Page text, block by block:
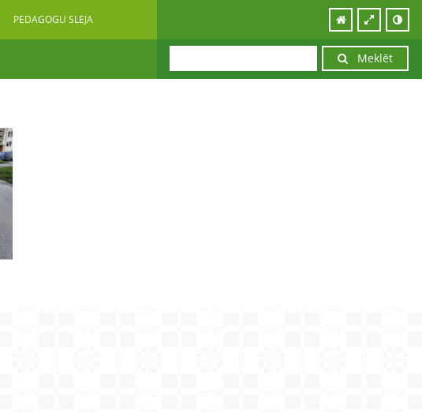
Meklēt
PEDAGOGU SLEJA